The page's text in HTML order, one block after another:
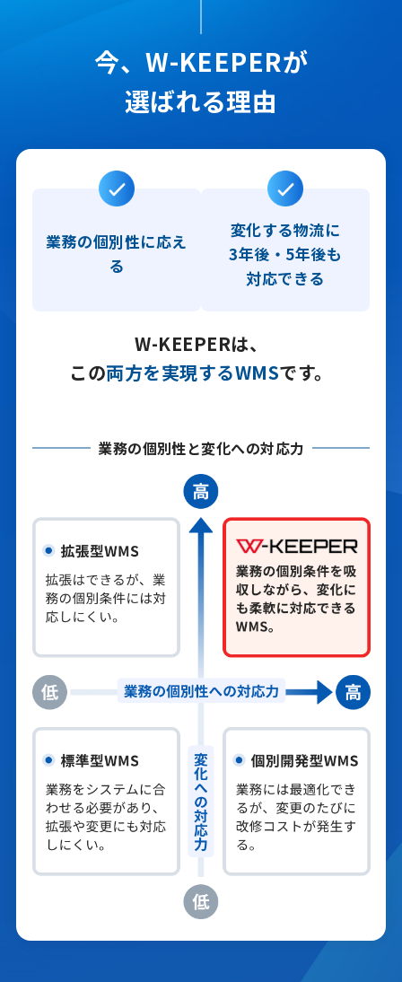
今、W-KEEPERが
選ばれる理由
業務の個別性に応え
る
変化する物流に
3年後・5年後も
対応できる
W-KEEPERは、
この両方を実現するWMSです。
業務の個別性と変化への対応力